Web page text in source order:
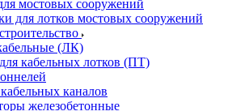
мостовых сооружений
для лотков мостовых сооружений
(ЛК)
кабельных лотков (ПТ)
каналов
железобетонные